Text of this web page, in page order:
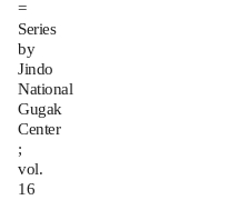
=
Series
by
Jindo
National
Gugak
Center
;
vol.
16